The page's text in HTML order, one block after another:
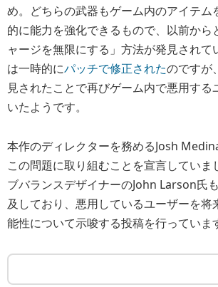
め。どちらの武器もゲーム内のアイテム
的に能力を強化できるもので、以前から
ャージを無限にする」方法が発見されて
は一時的にパッチで修正されたのですが
見されたことで再びゲーム内で悪用する
いたようです。
本作のディレクターを務めるJosh
この問題に取り組むことを宣言していま
ブバランスデザイナーのJohn Larson氏
及しており、悪用しているユーザーを将
能性について示唆する投稿を行っていま